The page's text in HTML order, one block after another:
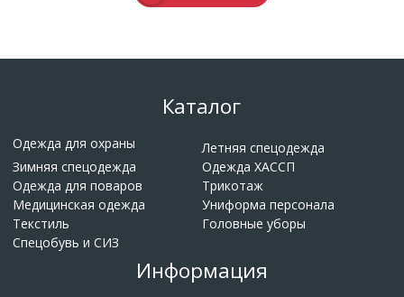
Каталог
Одежда для охраны
Летняя спецодежда
Зимняя спецодежда
Одежда ХАССП
Одежда для поваров
Трикотаж
Медицинская одежда
Униформа персонала
Текстиль
Головные уборы
Спецобувь и СИЗ
Информация